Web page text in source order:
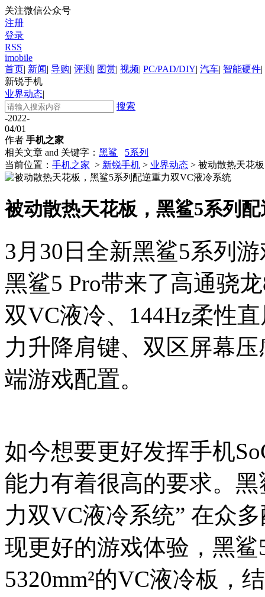
关注微信公众号
注册
登录
RSS
imobile
首页| 新闻| 导购| 评测 | 图赏| 视频| PC/PAD/DIY| 汽车| 智能硬件|
新锐手机
业界动态|
搜索
-2022-
04/01
作者 手机之家
相关文章 and 关键字： 黑鲨
5系列
当前位置： 手机之家 > 新锐手机 > 业界动态 > 被动散热天花
被动散热天花板，黑鲨5系列
3月30日全新黑鲨5系列
黑鲨5 Pro带来了高通骁
双VC液冷、144Hz柔性
力升降肩键、双区屏幕
端游戏配置。
如今想要更好发挥手机
能力有着很高的要求。
力双VC液冷系统” 在众
现更好的游戏体验，黑
5320mm²的VC液冷板，